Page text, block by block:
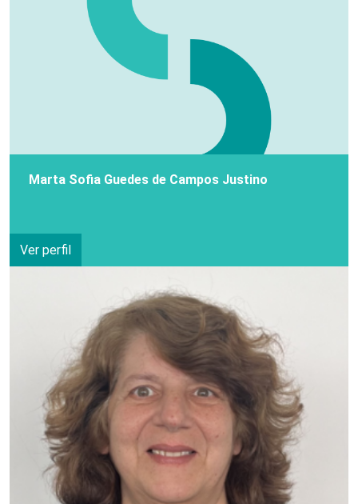
Marta Sofia Guedes de Campos Justino
Ver perfil